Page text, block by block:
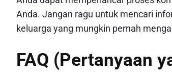
Anda. Jangan ragu untuk mencari
keluarga yang mungkin pernah
FAQ (Pertanyaan